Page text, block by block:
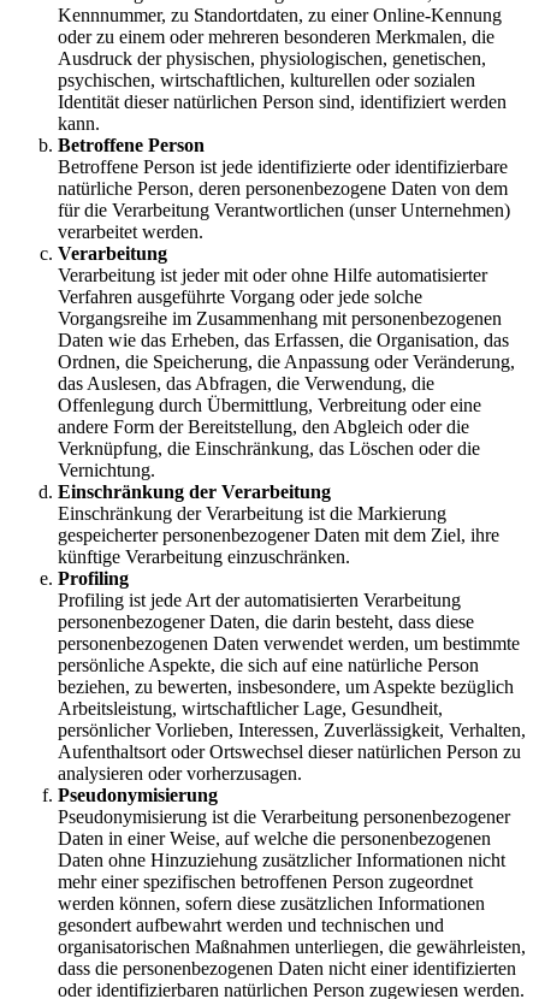
Kennnummer, zu Standortdaten, zu einer Online-Kennung
oder zu einem oder mehreren besonderen Merkmalen, die
Ausdruck der physischen, physiologischen, genetischen,
psychischen, wirtschaftlichen, kulturellen oder sozialen
Identität dieser natürlichen Person sind, identifiziert werden
kann.
Betroffene Person
Betroffene Person ist jede identifizierte oder identifizierbare
natürliche Person, deren personenbezogene Daten von dem
für die Verarbeitung Verantwortlichen (unser Unternehmen)
verarbeitet werden.
Verarbeitung
Verarbeitung ist jeder mit oder ohne Hilfe automatisierter
Verfahren ausgeführte Vorgang oder jede solche
Vorgangsreihe im Zusammenhang mit personenbezogenen
Daten wie das Erheben, das Erfassen, die Organisation, das
Ordnen, die Speicherung, die Anpassung oder Veränderung,
das Auslesen, das Abfragen, die Verwendung, die
Offenlegung durch Übermittlung, Verbreitung oder eine
andere Form der Bereitstellung, den Abgleich oder die
Verknüpfung, die Einschränkung, das Löschen oder die
Vernichtung.
Einschränkung der Verarbeitung
Einschränkung der Verarbeitung ist die Markierung
gespeicherter personenbezogener Daten mit dem Ziel, ihre
künftige Verarbeitung einzuschränken.
Profiling
Profiling ist jede Art der automatisierten Verarbeitung
personenbezogener Daten, die darin besteht, dass diese
personenbezogenen Daten verwendet werden, um bestimmte
persönliche Aspekte, die sich auf eine natürliche Person
beziehen, zu bewerten, insbesondere, um Aspekte bezüglich
Arbeitsleistung, wirtschaftlicher Lage, Gesundheit,
persönlicher Vorlieben, Interessen, Zuverlässigkeit, Verhalten,
Aufenthaltsort oder Ortswechsel dieser natürlichen Person zu
analysieren oder vorherzusagen.
Pseudonymisierung
Pseudonymisierung ist die Verarbeitung personenbezogener
Daten in einer Weise, auf welche die personenbezogenen
Daten ohne Hinzuziehung zusätzlicher Informationen nicht
mehr einer spezifischen betroffenen Person zugeordnet
werden können, sofern diese zusätzlichen Informationen
gesondert aufbewahrt werden und technischen und
organisatorischen Maßnahmen unterliegen, die gewährleisten,
dass die personenbezogenen Daten nicht einer identifizierten
oder identifizierbaren natürlichen Person zugewiesen werden.